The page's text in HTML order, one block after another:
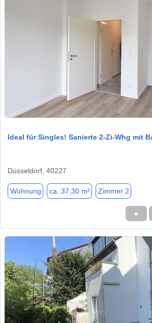
Ideal für Singles! Sanierte 2-Zi-Whg mit
Düsseldorf, 40227
Wohnung ca. 37,30 m² Zimmer 2
★